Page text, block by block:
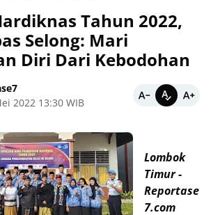
Tahun 2022,
Selong: Mari
Diri Dari Kebodohan
2022 13:30 WIB
Lombok
Timur -
Reportase
7.com